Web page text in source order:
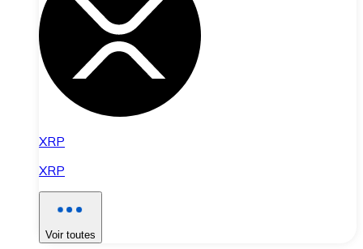
XRP
XRP
Voir toutes